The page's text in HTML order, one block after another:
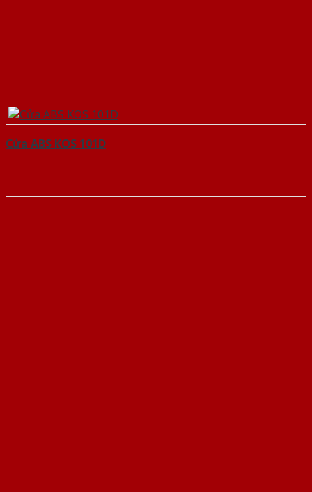
Cửa ABS KOS 101D